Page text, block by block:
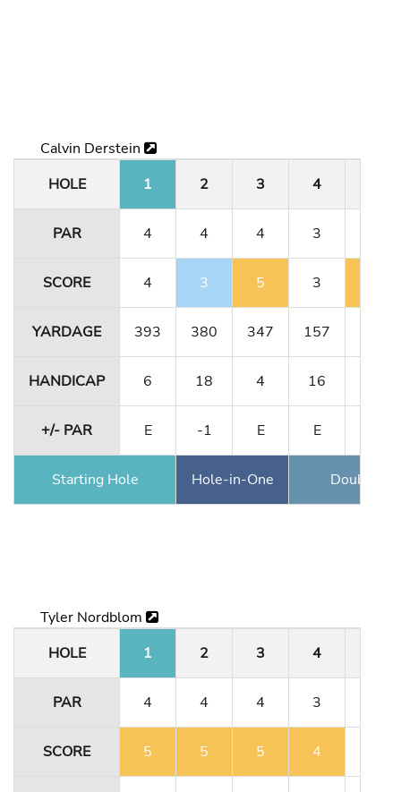
Calvin Derstein
HOLE
1 2 3 4
PAR 4 4 4 3
SCORE 4 3 5 3
YARDAGE 393 380 347 157
HANDICAP 6 18 4 16
+/- PAR E -1 E E
Starting Hole Hole-in-One Double
Tyler Nordblom
HOLE
1 2 3 4
PAR 4 4 4 3
SCORE 5 5 5 4